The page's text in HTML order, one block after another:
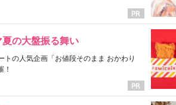
の大盤振る舞い
の人気企画「お値段そのまま おかわり
！